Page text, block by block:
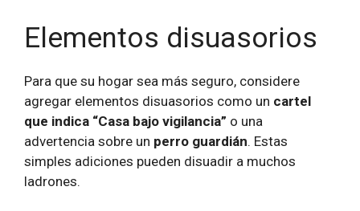
Elementos disuasorios
Para que su hogar sea más seguro, considere
agregar elementos disuasorios como un cartel
que indica “Casa bajo vigilancia” o una
advertencia sobre un perro guardián. Estas
simples adiciones pueden disuadir a muchos
ladrones.